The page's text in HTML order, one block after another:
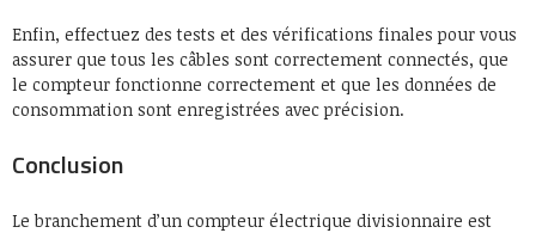
Enfin, effectuez des tests et des vérifications finales pour vous
assurer que tous les câbles sont correctement connectés, que
le compteur fonctionne correctement et que les données de
consommation sont enregistrées avec précision.
Conclusion
Le branchement d’un compteur électrique divisionnaire est